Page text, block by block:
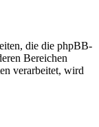
die die phpBB-
Bereichen
verarbeitet, wird